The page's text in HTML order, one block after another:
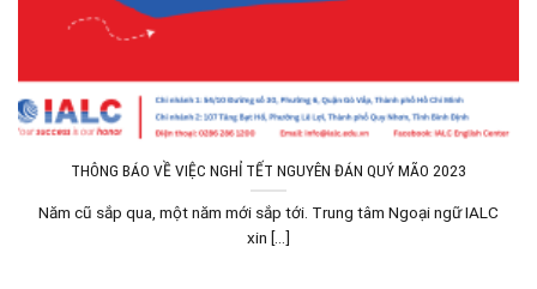
THÔNG BÁO VỀ VIỆC NGHỈ TẾT NGUYÊN ĐÁN QUÝ MÃO 2023
Năm cũ sắp qua, một năm mới sắp tới. Trung tâm Ngoại ngữ IALC
xin [...]